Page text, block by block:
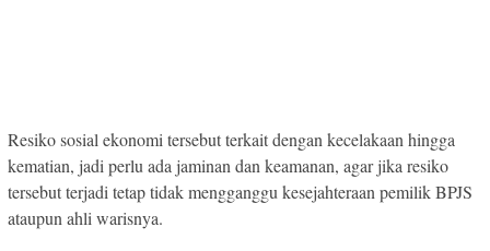
Resiko sosial ekonomi tersebut terkait dengan kecelakaan hingga
kematian, jadi perlu ada jaminan dan keamanan, agar jika resiko
tersebut terjadi tetap tidak mengganggu kesejahteraan pemilik BPJS
ataupun ahli warisnya.